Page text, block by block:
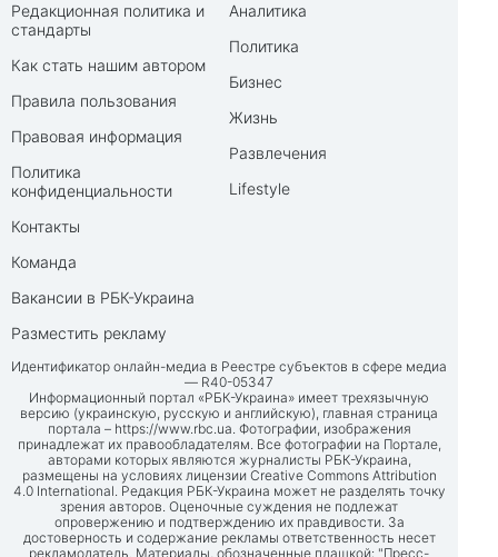
Редакционная политика и
стандарты
Как стать нашим автором
Правила пользования
Правовая информация
Политика
конфиденциальности
Контакты
Команда
Вакансии в РБК-Украина
Разместить рекламу
Аналитика
Политика
Бизнес
Жизнь
Развлечения
Lifestyle
Идентификатор онлайн-медиа в Реестре субъектов в сфере медиа
— R40-05347
Информационный портал «РБК-Украина» имеет трехязычную
версию (украинскую, русскую и английскую), главная страница
портала – https://www.rbc.ua. Фотографии, изображения
принадлежат их правообладателям. Все фотографии на Портале,
авторами которых являются журналисты РБК-Украина,
размещены на условиях лицензии Creative Commons Attribution
4.0 International. Редакция РБК-Украина может не разделять точку
зрения авторов. Оценочные суждения не подлежат
опровержению и подтверждению их правдивости. За
достоверность и содержание рекламы ответственность несет
рекламодатель. Материалы, обозначенные плашкой: "Пресс-